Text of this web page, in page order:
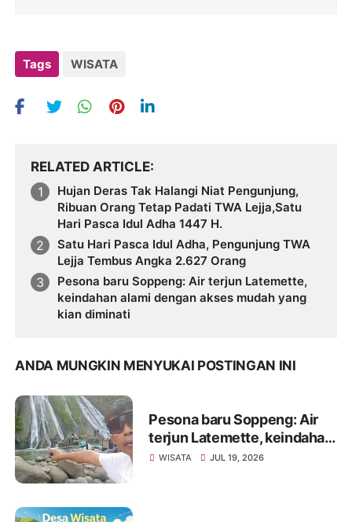
Tags WISATA
RELATED ARTICLE
Hujan Deras Tak Halangi Niat Pengunjung,
Ribuan Orang Tetap Padati TWA Lejja,Satu
Hari Pasca Idul Adha 1447 H.
Satu Hari Pasca Idul Adha, Pengunjung TWA
Lejja Tembus Angka 2.627 Orang
Pesona baru Soppeng: Air terjun Latemette,
keindahan alami dengan akses mudah yang
kian diminati
ANDA MUNGKIN MENYUKAI POSTINGAN INI
Pesona baru Soppeng: Air
terjun Latemette, keindahan
alami dengan akses mudah
WISATA JUL 19, 2026